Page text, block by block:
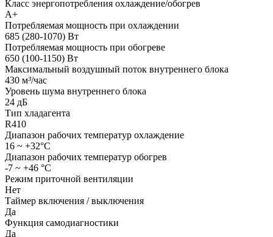
Класс энергопотребления охлаждение/обогрев
A+
Потребляемая мощность при охлаждении
685 (280-1070) Вт
Потребляемая мощность при обогреве
650 (100-1150) Вт
Максимальный воздушный поток внутреннего блока
430 м³/час
Уровень шума внутреннего блока
24 дБ
Тип хладагента
R410
Диапазон рабочих температур охлаждение
16 ~ +32°С
Диапазон рабочих температур обогрев
-7 ~ +46 °С
Режим приточной вентиляции
Нет
Таймер включения / выключения
Да
Функция самодиагностики
Да